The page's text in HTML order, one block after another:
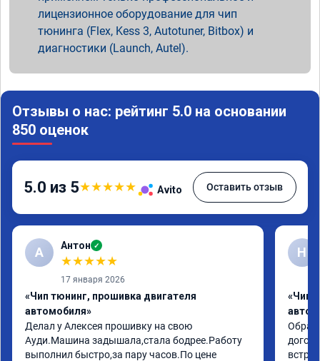
лицензионное оборудование для чип
тюнинга (Flex, Kess 3, Autotuner, Bitbox) и
диагностики (Launch, Autel).
Отзывы о нас: рейтинг 5.0 на основании
850 оценок
5.0 из 5★★★★★ Avito Оставить отзыв
А Антон ✓
★★★★★
17 января 2026
«Чип тюнинг, прошивка двигателя
автомобиля»
Делал у Алексея прошивку на свою
Ауди.Машина задышала,стала бодрее.Работу
выполнил быстро,за пару часов.По цене
Н
«Чип